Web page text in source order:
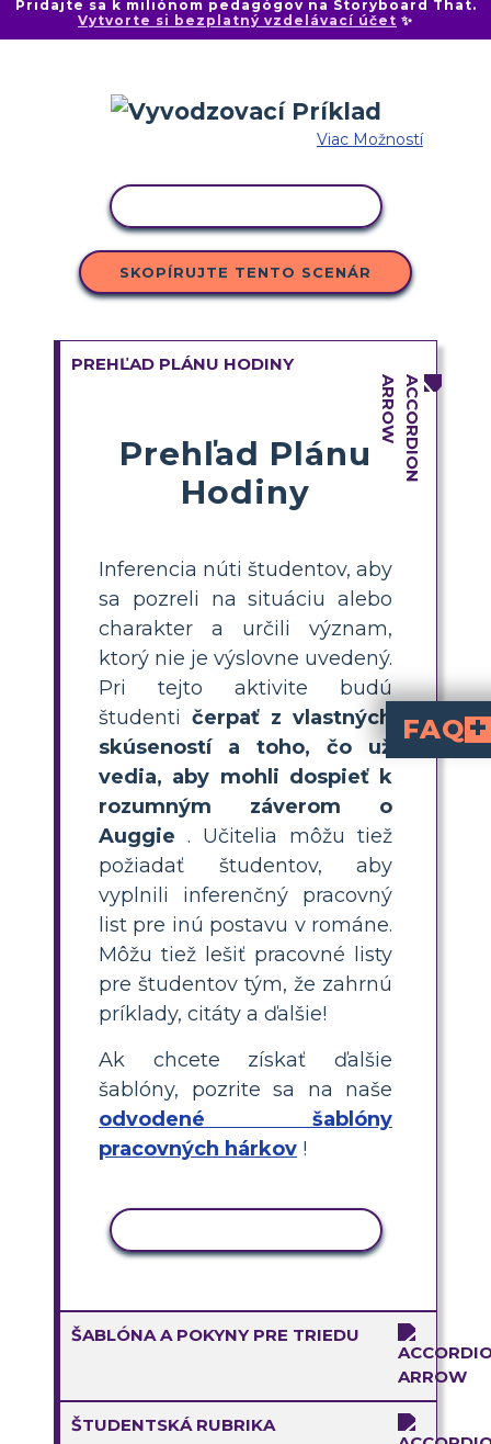
Pridajte sa k miliónom pedagógov na Storyboard That.
Vytvorte si bezplatný vzdelávací účet ✨
Viac Možností
SKOPÍRUJTE TENTO SCENÁR
PREHĽAD PLÁNU HODINY
Prehľad Plánu
Hodiny
Inferencia núti študentov, aby
sa pozreli na situáciu alebo
charakter a určili význam,
ktorý nie je výslovne uvedený.
Pri tejto aktivite budú
študenti čerpať z vlastných
skúseností a toho, čo už
vedia, aby mohli dospieť k
rozumným záverom o
Auggie . Učitelia môžu tiež
požiadať študentov, aby
vyplnili inferenčný pracovný
list pre inú postavu v románe.
Môžu tiež lešiť pracovné listy
pre študentov tým, že zahrnú
príklady, citáty a ďalšie!
Ak chcete získať ďalšie
šablóny, pozrite sa na naše
odvodené šablóny
pracovných hárkov !
ŠABLÓNA A POKYNY PRE TRIEDU
ŠTUDENTSKÁ RUBRIKA
FAQ